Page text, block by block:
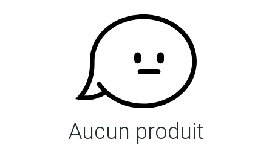
Aucun produit